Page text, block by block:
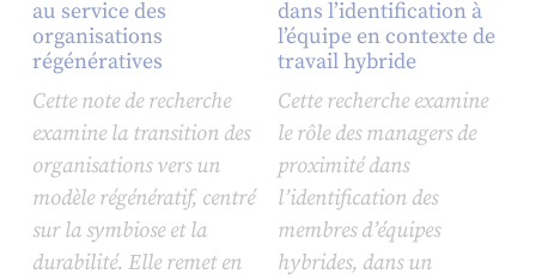
au service des
organisations
régénératives
Cette note de recherche
examine la transition des
organisations vers un
modèle régénératif, centré
sur la symbiose et la
durabilité. Elle remet en
dans l’identification à
l’équipe en contexte de
travail hybride
Cette recherche examine
le rôle des managers de
proximité dans
l’identification des
membres d’équipes
hybrides, dans un